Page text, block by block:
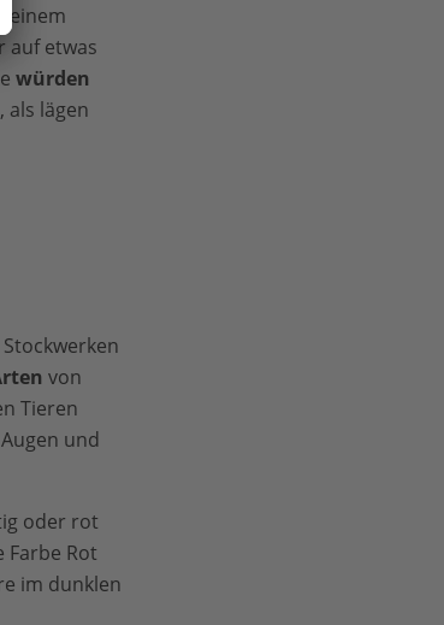
einem
auf etwas
würden
als lägen
von
Tieren
und
oder rot
Rot
im dunklen